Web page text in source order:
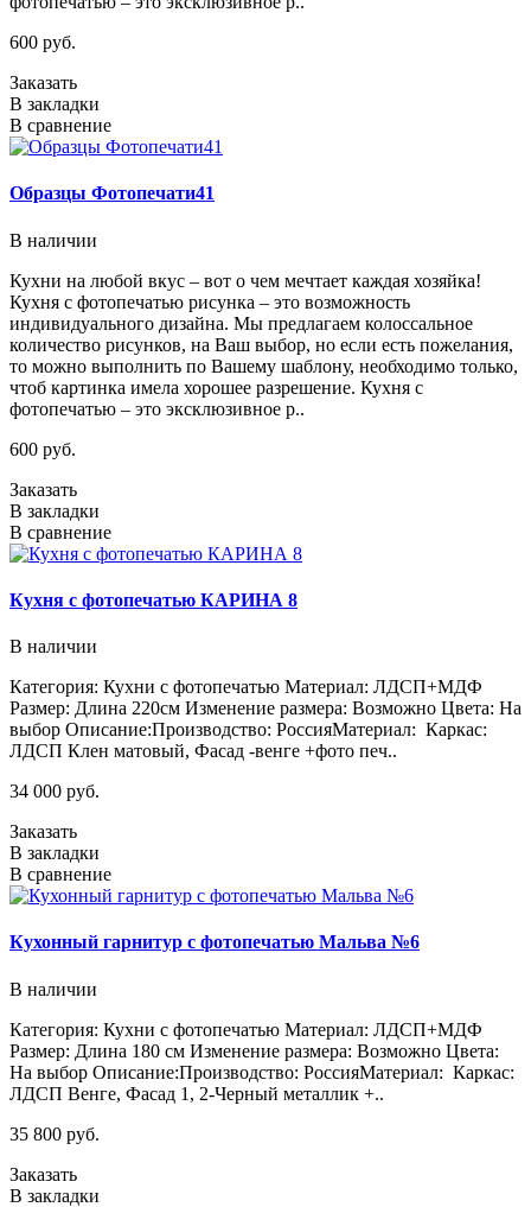
600 руб.
Заказать
В закладки
В сравнение
Образцы Фотопечати41
В наличии
Кухни на любой вкус – вот о чем мечтает каждая хозяйка!
Кухня с фотопечатью рисунка – это возможность
индивидуального дизайна. Мы предлагаем колоссальное
количество рисунков, на Ваш выбор, но если есть пожелания,
то можно выполнить по Вашему шаблону, необходимо только,
чтоб картинка имела хорошее разрешение. Кухня с
фотопечатью – это эксклюзивное р..
600 руб.
Заказать
В закладки
В сравнение
Кухня с фотопечатью КАРИНА 8
В наличии
Категория: Кухни с фотопечатью Материал: ЛДСП+МДФ
Размер: Длина 220см Изменение размера: Возможно Цвета: На
выбор Описание:Производство: РоссияМатериал: Каркас:
ЛДСП Клен матовый, Фасад -венге +фото печ..
34 000 руб.
Заказать
В закладки
В сравнение
Кухонный гарнитур с фотопечатью Мальва №6
В наличии
Категория: Кухни с фотопечатью Материал: ЛДСП+МДФ
Размер: Длина 180 см Изменение размера: Возможно Цвета:
На выбор Описание:Производство: РоссияМатериал: Каркас:
ЛДСП Венге, Фасад 1, 2-Черный металлик +..
35 800 руб.
Заказать
В закладки